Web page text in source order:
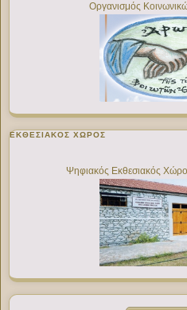
Οργανισμός
ΕΚΘΕΣΙΑΚΌΣ ΧΏΡΟΣ
Ψηφιακός Εκθεσιακός